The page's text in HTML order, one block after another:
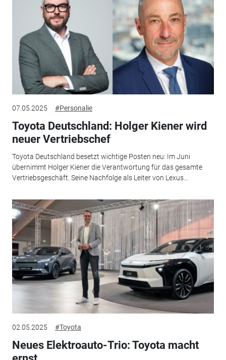
07.05.2025 #Personalie
Toyota Deutschland: Holger Kiener wird
neuer Vertriebschef
Toyota Deutschland besetzt wichtige Posten neu: Im Juni
übernimmt Holger Kiener die Verantwortung für das gesamte
Vertriebsgeschäft. Seine Nachfolge als Leiter von Lexus...
02.05.2025 #Toyota
Neues Elektroauto-Trio: Toyota macht